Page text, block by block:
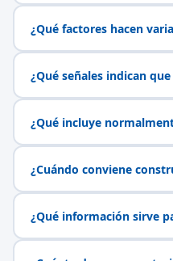
¿Qué factores hacen
¿Qué señales indican
¿Qué incluye
¿Cuándo conviene
¿Qué información sirve